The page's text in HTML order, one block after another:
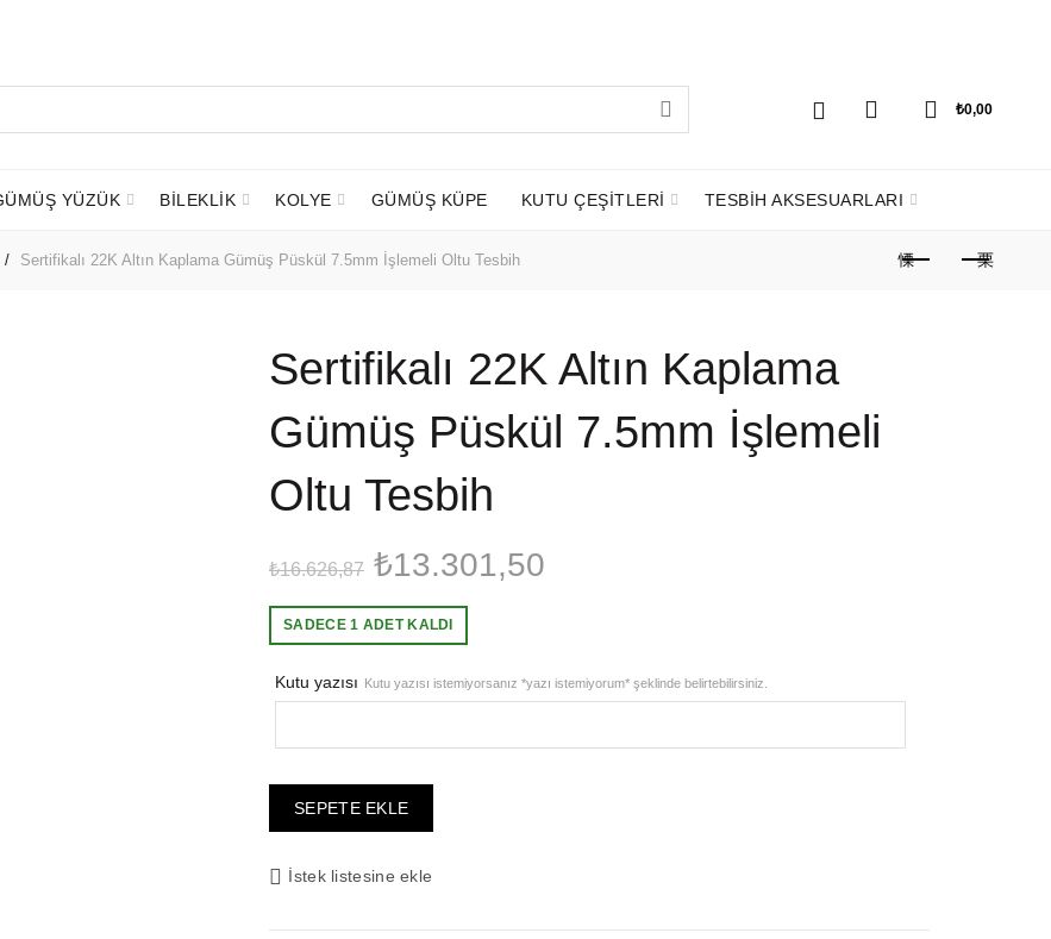
₺0,00
YÜZÜK BİLEKLİK KOLYE GÜMÜŞ KÜPE KUTU ÇEŞİTLERİ TESBİH AKSESUARLARI
Sertifikalı 22K Altın Kaplama Gümüş Püskül 7.5mm İşlemeli Oltu Tesbih
Sertifikalı 22K Altın Kaplama
Gümüş Püskül 7.5mm İşlemeli
Oltu Tesbih
₺16.626,87 Orijinal
fiyat:
₺13.301,50
SADECE 1 ADET KALDI
Kutu yazısı Kutu yazısı istemiyorsanız *yazı istemiyorum* şeklinde belirtebilirsiniz.
SEPETE EKLE
İstek listesine ekle